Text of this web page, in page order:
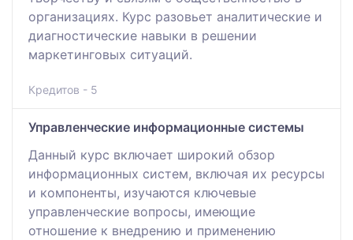
организациях. Курс разовьет аналитические и
диагностические навыки в решении
маркетинговых ситуаций.
Кредитов - 5
Управленческие информационные системы
Данный курс включает широкий обзор
информационных систем, включая их ресурсы
и компоненты, изучаются ключевые
управленческие вопросы, имеющие
отношение к внедрению и применению